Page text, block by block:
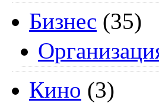
Бизнес (35)
Кино (3)